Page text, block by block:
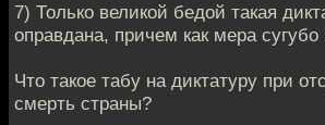
7) Только великой бедой такая
оправдана, причем как мера
Что такое табу на диктатуру при
смерть страны?